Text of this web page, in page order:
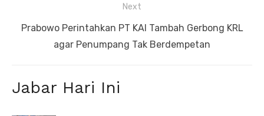
Next
Next
Prabowo Perintahkan PT KAI Tambah Gerbong KRL
agar Penumpang Tak Berdempetan
Jabar Hari Ini